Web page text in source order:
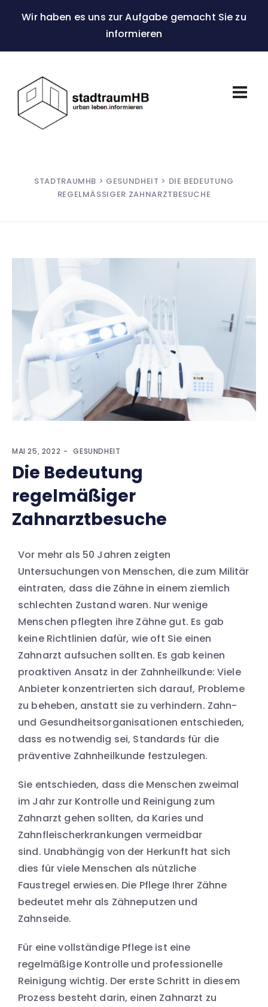
Wir haben es uns zur Aufgabe gemacht Sie zu
informieren
STADTRAUMHB > GESUNDHEIT > DIE BEDEUTUNG
REGELMÄSSIGER ZAHNARZTBESUCHE
MAI 25, 2022 GESUNDHEIT
Die Bedeutung
regelmäßiger
Zahnarztbesuche
Vor mehr als 50 Jahren zeigten
Untersuchungen von Menschen, die zum Militär
eintraten, dass die Zähne in einem ziemlich
schlechten Zustand waren. Nur wenige
Menschen pflegten ihre Zähne gut. Es gab
keine Richtlinien dafür, wie oft Sie einen
Zahnarzt aufsuchen sollten. Es gab keinen
proaktiven Ansatz in der Zahnheilkunde: Viele
Anbieter konzentrierten sich darauf, Probleme
zu beheben, anstatt sie zu verhindern. Zahn-
und Gesundheitsorganisationen entschieden,
dass es notwendig sei, Standards für die
präventive Zahnheilkunde festzulegen.
Sie entschieden, dass die Menschen zweimal
im Jahr zur Kontrolle und Reinigung zum
Zahnarzt gehen sollten, da Karies und
Zahnfleischerkrankungen vermeidbar
sind. Unabhängig von der Herkunft hat sich
dies für viele Menschen als nützliche
Faustregel erwiesen. Die Pflege Ihrer Zähne
bedeutet mehr als Zähneputzen und
Zahnseide.
Für eine vollständige Pflege ist eine
regelmäßige Kontrolle und professionelle
Reinigung wichtig. Der erste Schritt in diesem
Prozess besteht darin, einen Zahnarzt zu